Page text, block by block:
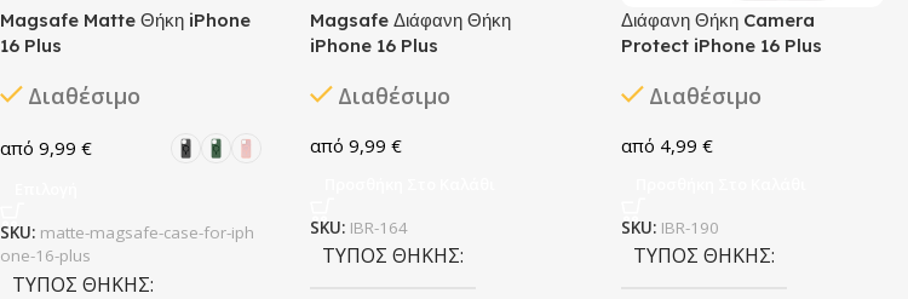
Magsafe Matte Θήκη iPhone
16 Plus
Διαθέσιμο
9,99 €
SKU: matte-magsafe-case-for-iph
one-16-plus
ΤΎΠΟΣ ΘΉΚΗΣ
Magsafe Διάφανη Θήκη
iPhone 16 Plus
Διαθέσιμο
9,99€
SKU: IBR-164
ΤΎΠΟΣ ΘΉΚΗΣ
Διάφανη Θήκη Camera
Protect iPhone 16 Plus
Διαθέσιμο
4,99€
SKU: IBR-190
ΤΎΠΟΣ ΘΉΚΗΣ